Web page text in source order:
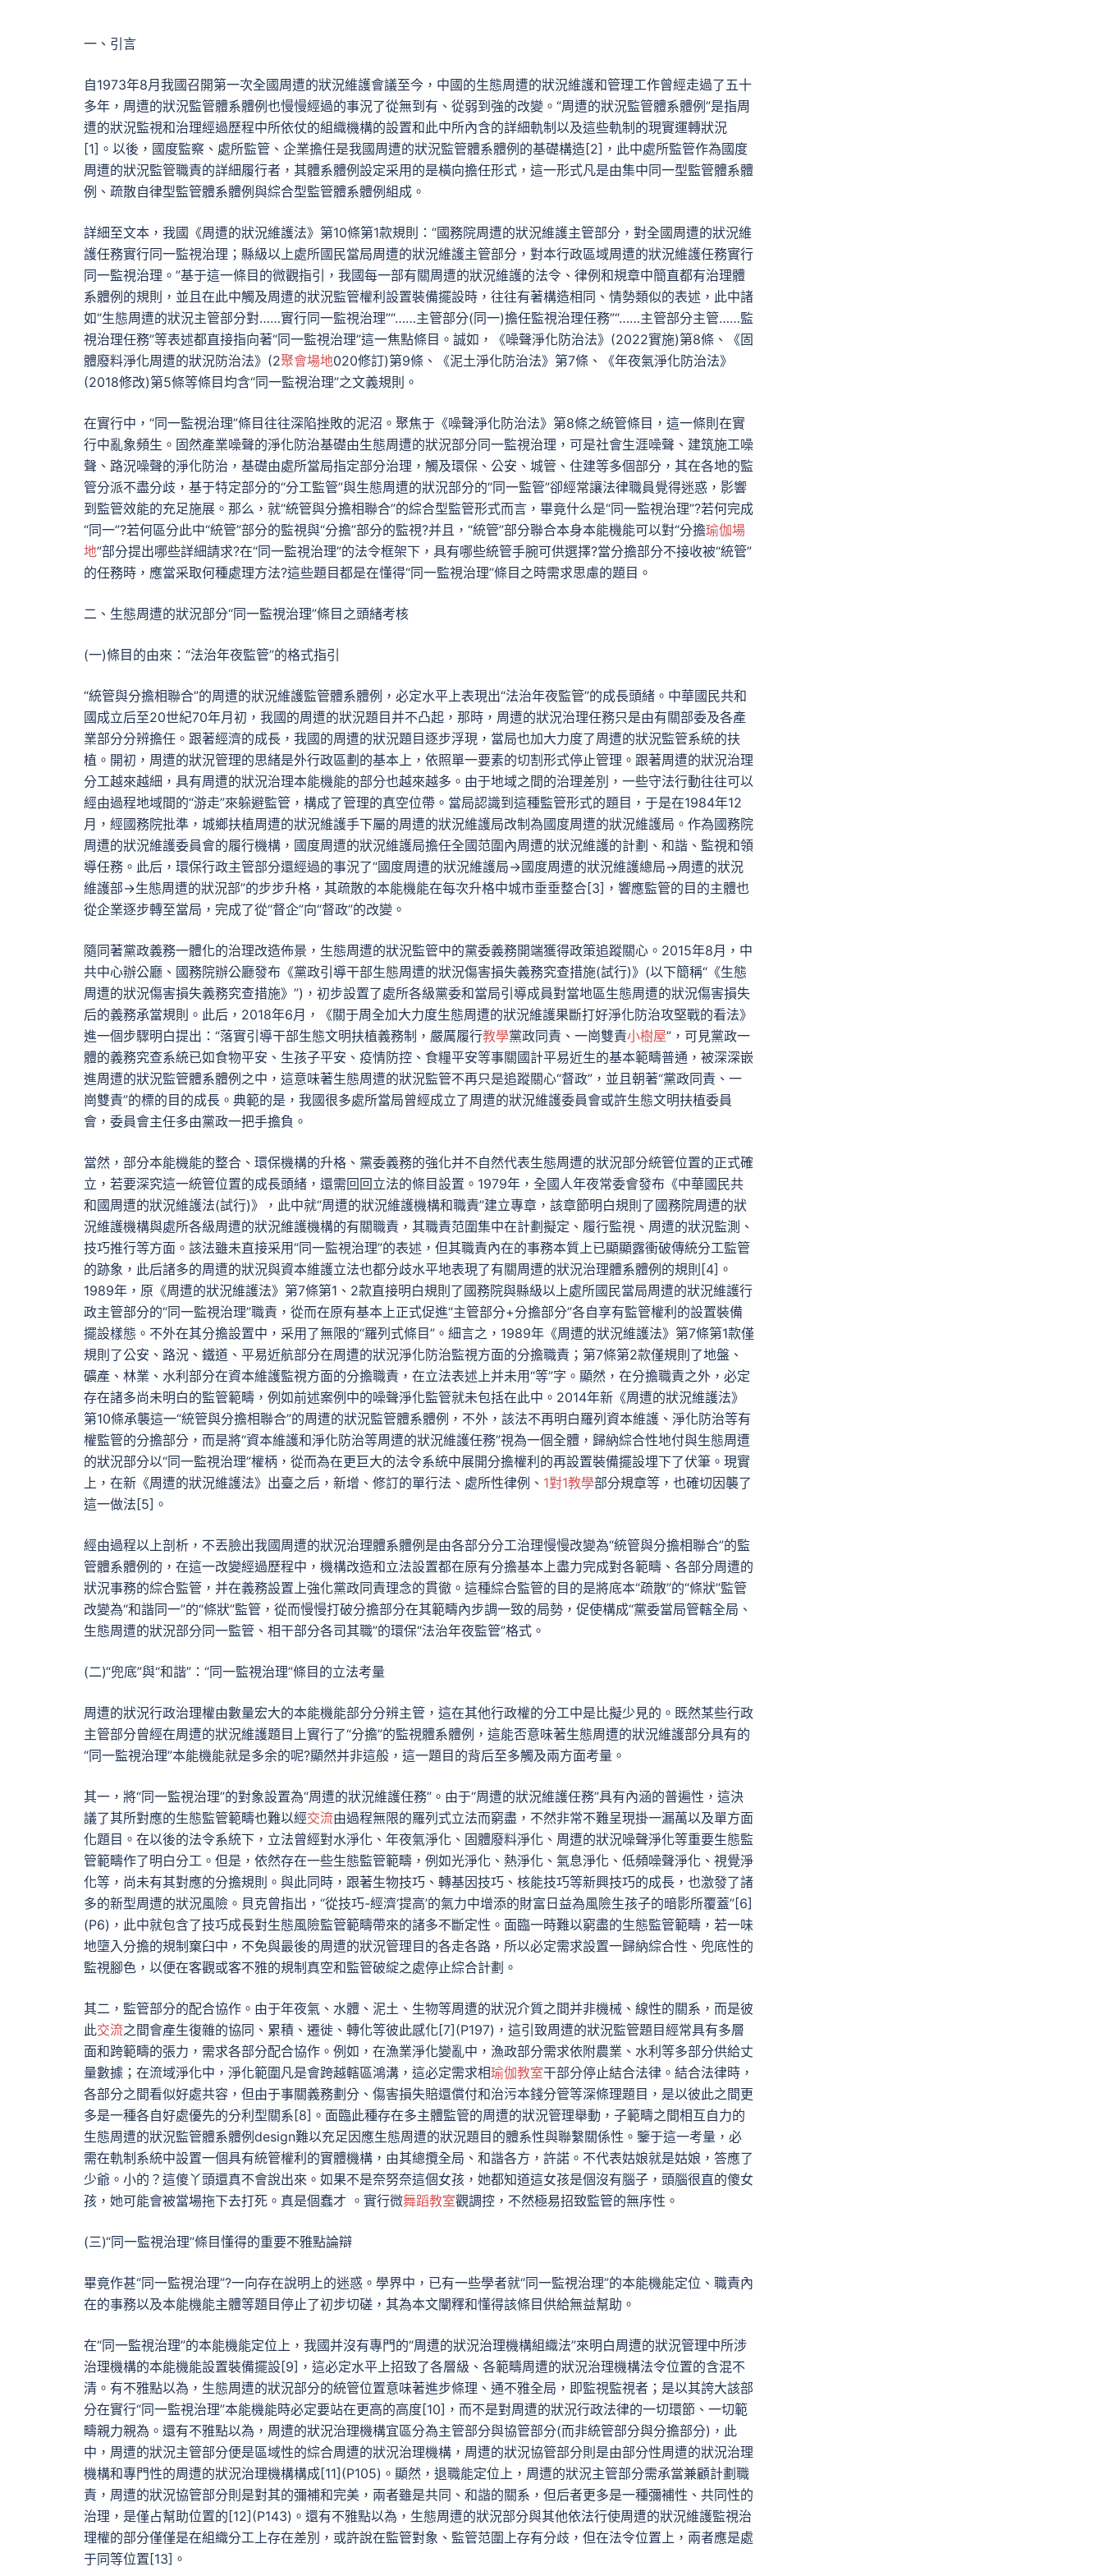
一、引言
自1973年8月我國召開第一次全國周遭的狀況維護會議至今，中國的生態周遭的狀況維護和管理工作曾經走過了五十
多年，周遭的狀況監管體系體例也慢慢經過的事況了從無到有、從弱到強的改變。“周遭的狀況監管體系體例”是指周
遭的狀況監視和治理經過歷程中所依仗的組織機構的設置和此中所內含的詳細軌制以及這些軌制的現實運轉狀況
[1]。以後，國度監察、處所監管、企業擔任是我國周遭的狀況監管體系體例的基礎構造[2]，此中處所監管作為國度
周遭的狀況監管職責的詳細履行者，其體系體例設定采用的是橫向擔任形式，這一形式凡是由集中同一型監管體系體
例、疏散自律型監管體系體例與綜合型監管體系體例組成。
詳細至文本，我國《周遭的狀況維護法》第10條第1款規則：“國務院周遭的狀況維護主管部分，對全國周遭的狀況維
護任務實行同一監視治理；縣級以上處所國民當局周遭的狀況維護主管部分，對本行政區域周遭的狀況維護任務實行
同一監視治理。”基于這一條目的微觀指引，我國每一部有關周遭的狀況維護的法令、律例和規章中簡直都有治理體
系體例的規則，並且在此中觸及周遭的狀況監管權利設置裝備擺設時，往往有著構造相同、情勢類似的表述，此中諸
如“生態周遭的狀況主管部分對……實行同一監視治理”“……主管部分(同一)擔任監視治理任務”“……主管部分主管……監
視治理任務”等表述都直接指向著“同一監視治理”這一焦點條目。誠如，《噪聲淨化防治法》(2022實施)第8條、《固
體廢料淨化周遭的狀況防治法》(2聚會場地020修訂)第9條、《泥土淨化防治法》第7條、《年夜氣淨化防治法》
(2018修改)第5條等條目均含“同一監視治理”之文義規則。
在實行中，“同一監視治理”條目往往深陷挫敗的泥沼。聚焦于《噪聲淨化防治法》第8條之統管條目，這一條則在實
行中亂象頻生。固然產業噪聲的淨化防治基礎由生態周遭的狀況部分同一監視治理，可是社會生涯噪聲、建筑施工噪
聲、路況噪聲的淨化防治，基礎由處所當局指定部分治理，觸及環保、公安、城管、住建等多個部分，其在各地的監
管分派不盡分歧，基于特定部分的“分工監管”與生態周遭的狀況部分的“同一監管”卻經常讓法律職員覺得迷惑，影響
到監管效能的充足施展。那么，就“統管與分擔相聯合”的綜合型監管形式而言，畢竟什么是“同一監視治理”?若何完成
“同一”?若何區分此中“統管”部分的監視與“分擔”部分的監視?并且，“統管”部分聯合本身本能機能可以對“分擔瑜伽場
地”部分提出哪些詳細請求?在“同一監視治理”的法令框架下，具有哪些統管手腕可供選擇?當分擔部分不接收被“統管”
的任務時，應當采取何種處理方法?這些題目都是在懂得“同一監視治理”條目之時需求思慮的題目。
二、生態周遭的狀況部分“同一監視治理”條目之頭緒考核
(一)條目的由來：“法治年夜監管”的格式指引
“統管與分擔相聯合”的周遭的狀況維護監管體系體例，必定水平上表現出“法治年夜監管”的成長頭緒。中華國民共和
國成立后至20世紀70年月初，我國的周遭的狀況題目并不凸起，那時，周遭的狀況治理任務只是由有關部委及各產
業部分分辨擔任。跟著經濟的成長，我國的周遭的狀況題目逐步浮現，當局也加大力度了周遭的狀況監管系統的扶
植。開初，周遭的狀況管理的思緒是外行政區劃的基本上，依照單一要素的切割形式停止管理。跟著周遭的狀況治理
分工越來越細，具有周遭的狀況治理本能機能的部分也越來越多。由于地域之間的治理差別，一些守法行動往往可以
經由過程地域間的“游走”來躲避監管，構成了管理的真空位帶。當局認識到這種監管形式的題目，于是在1984年12
月，經國務院批準，城鄉扶植周遭的狀況維護手下屬的周遭的狀況維護局改制為國度周遭的狀況維護局。作為國務院
周遭的狀況維護委員會的履行機構，國度周遭的狀況維護局擔任全國范圍內周遭的狀況維護的計劃、和諧、監視和領
導任務。此后，環保行政主管部分還經過的事況了“國度周遭的狀況維護局→國度周遭的狀況維護總局→周遭的狀況
維護部→生態周遭的狀況部”的步步升格，其疏散的本能機能在每次升格中城市垂垂整合[3]，響應監管的目的主體也
從企業逐步轉至當局，完成了從“督企”向“督政”的改變。
隨同著黨政義務一體化的治理改造佈景，生態周遭的狀況監管中的黨委義務開端獲得政策追蹤關心。2015年8月，中
共中心辦公廳、國務院辦公廳發布《黨政引導干部生態周遭的狀況傷害損失義務究查措施(試行)》(以下簡稱“《生態
周遭的狀況傷害損失義務究查措施》”)，初步設置了處所各級黨委和當局引導成員對當地區生態周遭的狀況傷害損失
后的義務承當規則。此后，2018年6月，《關于周全加大力度生態周遭的狀況維護果斷打好淨化防治攻堅戰的看法》
進一個步驟明白提出：“落實引導干部生態文明扶植義務制，嚴厲履行教學黨政同責、一崗雙責小樹屋”，可見黨政一
體的義務究查系統已如食物平安、生孩子平安、疫情防控、食糧平安等事關國計平易近生的基本範疇普通，被深深嵌
進周遭的狀況監管體系體例之中，這意味著生態周遭的狀況監管不再只是追蹤關心“督政”，並且朝著“黨政同責、一
崗雙責”的標的目的成長。典範的是，我國很多處所當局曾經成立了周遭的狀況維護委員會或許生態文明扶植委員
會，委員會主任多由黨政一把手擔負。
當然，部分本能機能的整合、環保機構的升格、黨委義務的強化并不自然代表生態周遭的狀況部分統管位置的正式確
立，若要深究這一統管位置的成長頭緒，還需回回立法的條目設置。1979年，全國人年夜常委會發布《中華國民共
和國周遭的狀況維護法(試行)》，此中就“周遭的狀況維護機構和職責”建立專章，該章節明白規則了國務院周遭的狀
況維護機構與處所各級周遭的狀況維護機構的有關職責，其職責范圍集中在計劃擬定、履行監視、周遭的狀況監測、
技巧推行等方面。該法雖未直接采用“同一監視治理”的表述，但其職責內在的事務本質上已顯顯露衝破傳統分工監管
的跡象，此后諸多的周遭的狀況與資本維護立法也都分歧水平地表現了有關周遭的狀況治理體系體例的規則[4]。
1989年，原《周遭的狀況維護法》第7條第1、2款直接明白規則了國務院與縣級以上處所國民當局周遭的狀況維護行
政主管部分的“同一監視治理”職責，從而在原有基本上正式促進“主管部分+分擔部分”各自享有監管權利的設置裝備
擺設樣態。不外在其分擔設置中，采用了無限的“羅列式條目”。細言之，1989年《周遭的狀況維護法》第7條第1款僅
規則了公安、路況、鐵道、平易近航部分在周遭的狀況淨化防治監視方面的分擔職責；第7條第2款僅規則了地盤、
礦產、林業、水利部分在資本維護監視方面的分擔職責，在立法表述上并未用“等”字。顯然，在分擔職責之外，必定
存在諸多尚未明白的監管範疇，例如前述案例中的噪聲淨化監管就未包括在此中。2014年新《周遭的狀況維護法》
第10條承襲這一“統管與分擔相聯合”的周遭的狀況監管體系體例，不外，該法不再明白羅列資本維護、淨化防治等有
權監管的分擔部分，而是將“資本維護和淨化防治等周遭的狀況維護任務”視為一個全體，歸納綜合性地付與生態周遭
的狀況部分以“同一監視治理”權柄，從而為在更巨大的法令系統中展開分擔權利的再設置裝備擺設埋下了伏筆。現實
上，在新《周遭的狀況維護法》出臺之后，新增、修訂的單行法、處所性律例、 1對1教學部分規章等，也確切因襲了
這一做法[5]。
經由過程以上剖析，不丟臉出我國周遭的狀況治理體系體例是由各部分分工治理慢慢改變為“統管與分擔相聯合”的監
管體系體例的，在這一改變經過歷程中，機構改造和立法設置都在原有分擔基本上盡力完成對各範疇、各部分周遭的
狀況事務的綜合監管，并在義務設置上強化黨政同責理念的貫徹。這種綜合監管的目的是將底本“疏散”的“條狀”監管
改變為“和諧同一”的“條狀”監管，從而慢慢打破分擔部分在其範疇內步調一致的局勢，促使構成“黨委當局管轄全局、
生態周遭的狀況部分同一監管、相干部分各司其職”的環保“法治年夜監管”格式。
(二)“兜底”與“和諧”：“同一監視治理”條目的立法考量
周遭的狀況行政治理權由數量宏大的本能機能部分分辨主管，這在其他行政權的分工中是比擬少見的。既然某些行政
主管部分曾經在周遭的狀況維護題目上實行了“分擔”的監視體系體例，這能否意味著生態周遭的狀況維護部分具有的
“同一監視治理”本能機能就是多余的呢?顯然并非這般，這一題目的背后至多觸及兩方面考量。
其一，將“同一監視治理”的對象設置為“周遭的狀況維護任務”。由于“周遭的狀況維護任務”具有內涵的普遍性，這決
議了其所對應的生態監管範疇也難以經交流由過程無限的羅列式立法而窮盡，不然非常不難呈現掛一漏萬以及單方面
化題目。在以後的法令系統下，立法曾經對水淨化、年夜氣淨化、固體廢料淨化、周遭的狀況噪聲淨化等重要生態監
管範疇作了明白分工。但是，依然存在一些生態監管範疇，例如光淨化、熱淨化、氣息淨化、低頻噪聲淨化、視覺淨
化等，尚未有其對應的分擔規則。與此同時，跟著生物技巧、轉基因技巧、核能技巧等新興技巧的成長，也激發了諸
多的新型周遭的狀況風險。貝克曾指出，“從技巧-經濟‘提高’的氣力中增添的財富日益為風險生孩子的暗影所覆蓋”[6]
(P6)，此中就包含了技巧成長對生態風險監管範疇帶來的諸多不斷定性。面臨一時難以窮盡的生態監管範疇，若一味
地墮入分擔的規制窠臼中，不免與最後的周遭的狀況管理目的各走各路，所以必定需求設置一歸納綜合性、兜底性的
監視腳色，以便在客觀或客不雅的規制真空和監管破綻之處停止綜合計劃。
其二，監管部分的配合協作。由于年夜氣、水體、泥土、生物等周遭的狀況介質之間并非機械、線性的關系，而是彼
此交流之間會產生復雜的協同、累積、遷徙、轉化等彼此感化[7](P197)，這引致周遭的狀況監管題目經常具有多層
面和跨範疇的張力，需求各部分配合協作。例如，在漁業淨化變亂中，漁政部分需求依附農業、水利等多部分供給丈
量數據；在流域淨化中，淨化範圍凡是會跨越轄區鴻溝，這必定需求相瑜伽教室干部分停止結合法律。結合法律時，
各部分之間看似好處共容，但由于事關義務劃分、傷害損失賠還償付和治污本錢分管等深條理題目，是以彼此之間更
多是一種各自好處優先的分利型關系[8]。面臨此種存在多主體監管的周遭的狀況管理舉動，子範疇之間相互自力的
生態周遭的狀況監管體系體例design難以充足因應生態周遭的狀況題目的體系性與聯繫關係性。鑒于這一考量，必
需在軌制系統中設置一個具有統管權利的實體機構，由其總攬全局、和諧各方，許諾。不代表姑娘就是姑娘，答應了
少爺。小的？這傻丫頭還真不會說出來。如果不是奈努奈這個女孩，她都知道這女孩是個沒有腦子，頭腦很直的傻女
孩，她可能會被當場拖下去打死。真是個蠢才 。實行微舞蹈教室觀調控，不然極易招致監管的無序性。
(三)“同一監視治理”條目懂得的重要不雅點論辯
畢竟作甚“同一監視治理”?一向存在說明上的迷惑。學界中，已有一些學者就“同一監視治理”的本能機能定位、職責內
在的事務以及本能機能主體等題目停止了初步切磋，其為本文闡釋和懂得該條目供給無益幫助。
在“同一監視治理”的本能機能定位上，我國并沒有專門的“周遭的狀況治理機構組織法”來明白周遭的狀況管理中所涉
治理機構的本能機能設置裝備擺設[9]，這必定水平上招致了各層級、各範疇周遭的狀況治理機構法令位置的含混不
清。有不雅點以為，生態周遭的狀況部分的統管位置意味著進步條理、通不雅全局，即監視監視者；是以其誇大該部
分在實行“同一監視治理”本能機能時必定要站在更高的高度[10]，而不是對周遭的狀況行政法律的一切環節、一切範
疇親力親為。還有不雅點以為，周遭的狀況治理機構宜區分為主管部分與協管部分(而非統管部分與分擔部分)，此
中，周遭的狀況主管部分便是區域性的綜合周遭的狀況治理機構，周遭的狀況協管部分則是由部分性周遭的狀況治理
機構和專門性的周遭的狀況治理機構構成[11](P105)。顯然，退職能定位上，周遭的狀況主管部分需承當兼顧計劃職
責，周遭的狀況協管部分則是對其的彌補和完美，兩者雖是共同、和諧的關系，但后者更多是一種彌補性、共同性的
治理，是僅占幫助位置的[12](P143)。還有不雅點以為，生態周遭的狀況部分與其他依法行使周遭的狀況維護監視治
理權的部分僅僅是在組織分工上存在差別，或許說在監管對象、監管范圍上存有分歧，但在法令位置上，兩者應是處
于同等位置[13]。